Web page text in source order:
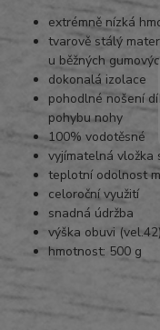
extrémně nízká
tvarově stálý
u běžných
dokonalá izolace
pohodlné nošení
pohybu nohy
100% vodotěsné
vyjímatelná vložka
teplotní odolnost
celoroční využití
snadná údržba
výška obuvi
hmotnost: 500 g